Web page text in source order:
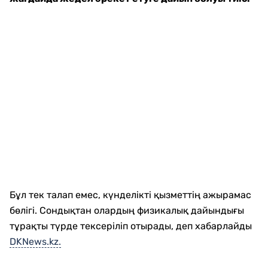
Бұл тек талап емес, күнделікті қызметтің ажырамас
бөлігі. Сондықтан олардың физикалық дайындығы
тұрақты түрде тексеріліп отырады, деп хабарлайды
DKNews.kz.